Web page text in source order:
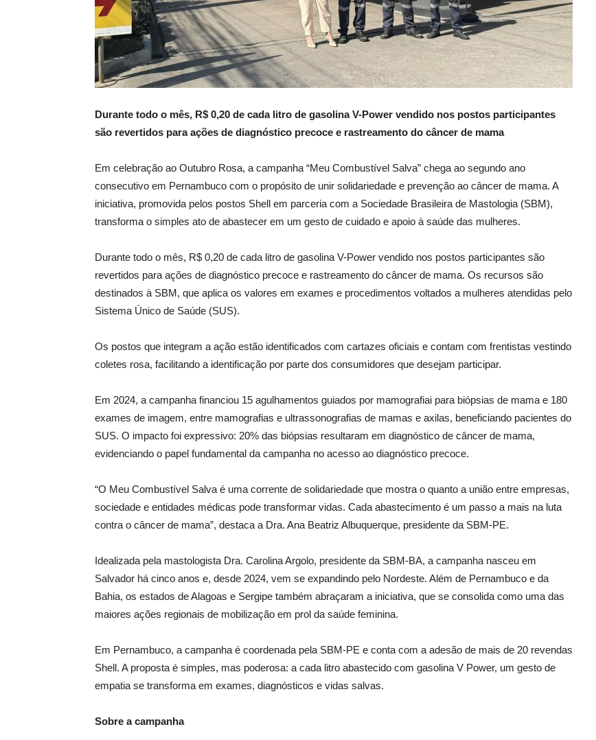
Durante todo o mês, R$ 0,20 de cada litro de gasolina V-Power vendido nos postos participantes
são revertidos para ações de diagnóstico precoce e rastreamento do câncer de mama
Em celebração ao Outubro Rosa, a campanha “Meu Combustível Salva” chega ao segundo ano
consecutivo em Pernambuco com o propósito de unir solidariedade e prevenção ao câncer de mama. A
iniciativa, promovida pelos postos Shell em parceria com a Sociedade Brasileira de Mastologia (SBM),
transforma o simples ato de abastecer em um gesto de cuidado e apoio à saúde das mulheres.
Durante todo o mês, R$ 0,20 de cada litro de gasolina V-Power vendido nos postos participantes são
revertidos para ações de diagnóstico precoce e rastreamento do câncer de mama. Os recursos são
destinados à SBM, que aplica os valores em exames e procedimentos voltados a mulheres atendidas pelo
Sistema Único de Saúde (SUS).
Os postos que integram a ação estão identificados com cartazes oficiais e contam com frentistas vestindo
coletes rosa, facilitando a identificação por parte dos consumidores que desejam participar.
Em 2024, a campanha financiou 15 agulhamentos guiados por mamografiai para biópsias de mama e 180
exames de imagem, entre mamografias e ultrassonografias de mamas e axilas, beneficiando pacientes do
SUS. O impacto foi expressivo: 20% das biópsias resultaram em diagnóstico de câncer de mama,
evidenciando o papel fundamental da campanha no acesso ao diagnóstico precoce.
“O Meu Combustível Salva é uma corrente de solidariedade que mostra o quanto a união entre empresas,
sociedade e entidades médicas pode transformar vidas. Cada abastecimento é um passo a mais na luta
contra o câncer de mama”, destaca a Dra. Ana Beatriz Albuquerque, presidente da SBM-PE.
Idealizada pela mastologista Dra. Carolina Argolo, presidente da SBM-BA, a campanha nasceu em
Salvador há cinco anos e, desde 2024, vem se expandindo pelo Nordeste. Além de Pernambuco e da
Bahia, os estados de Alagoas e Sergipe também abraçaram a iniciativa, que se consolida como uma das
maiores ações regionais de mobilização em prol da saúde feminina.
Em Pernambuco, a campanha é coordenada pela SBM-PE e conta com a adesão de mais de 20 revendas
Shell. A proposta é simples, mas poderosa: a cada litro abastecido com gasolina V Power, um gesto de
empatia se transforma em exames, diagnósticos e vidas salvas.
Sobre a campanha